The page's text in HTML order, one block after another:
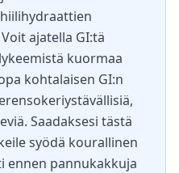
ajatella GI:tä
kuormaa
kohtalaisen GI:n
Saadaksesi tästä
syödä kourallinen
ennen pannukakkuja